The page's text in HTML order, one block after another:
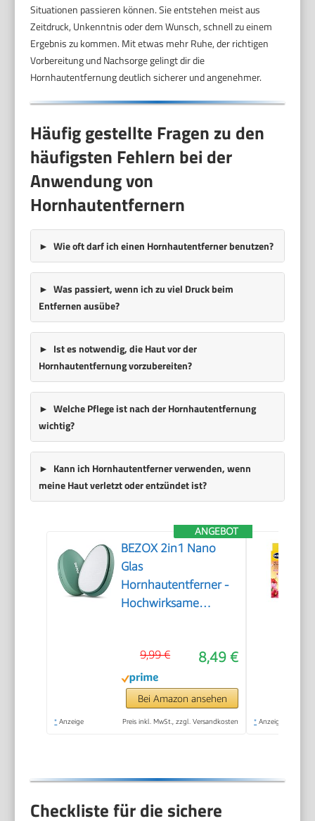
Situationen passieren können. Sie entstehen meist aus
Zeitdruck, Unkenntnis oder dem Wunsch, schnell zu einem
Ergebnis zu kommen. Mit etwas mehr Ruhe, der richtigen
Vorbereitung und Nachsorge gelingt dir die
Hornhautentfernung deutlich sicherer und angenehmer.
Häufig gestellte Fragen zu den
häufigsten Fehlern bei der
Anwendung von
Hornhautentfernern
Wie oft darf ich einen Hornhautentferner benutzen?
Was passiert, wenn ich zu viel Druck beim
Entfernen ausübe?
Ist es notwendig, die Haut vor der
Hornhautentfernung vorzubereiten?
Welche Pflege ist nach der Hornhautentfernung
wichtig?
Kann ich Hornhautentferner verwenden, wenn
meine Haut verletzt oder entzündet ist?
ANGEBOT
BEZOX 2in1 Nano
Glas
Hornhautentferner -
Hochwirksame
Professionelle
Fußpflege sicher &
schnell Zur
Hornhautentfernung
8,49 €
9,99 €
Bei Amazon ansehen
* Anzeige Preis inkl. MwSt., zzgl. Versandkosten * Anzeige
Checkliste für die sichere